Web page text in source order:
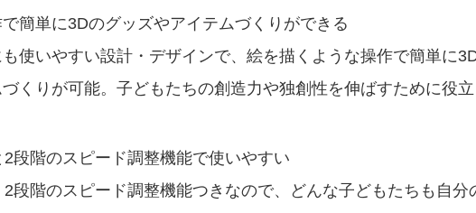
簡単に3Dのグッズやアイテムづくりができる
使いやすい設計・デザインで、絵を描くような操作で簡単に
くりが可能。子どもたちの創造力や独創性を伸ばすために役立
段階のスピード調整機能で使いやすい
段階のスピード調整機能つきなので、どんな子どもたちも自分